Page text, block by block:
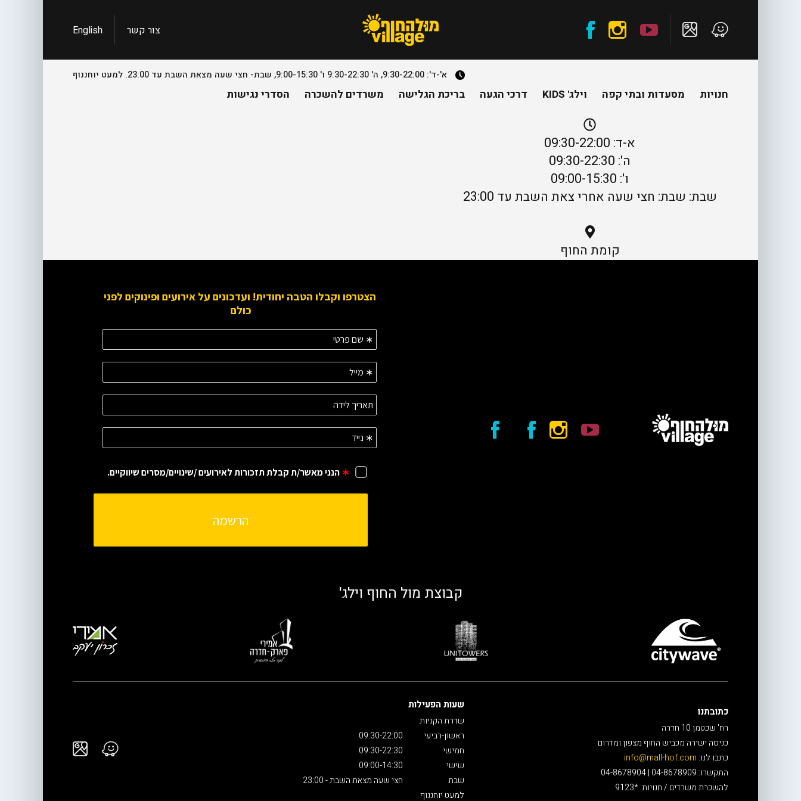
צור קשר English
חנויות מסעדות ובתי קפה וילג' KIDS דרכי הגעה בריכת הגלישה משרדים להשכרה הסדרי נגישות
א'-ד': 9:30-22:00, ה' 9:30-22:30 ו' 9:00-15:30, שבת- חצי שעה מצאת השבת עד 23:00. למעט יוחננוף
א-ד: 09:30-22:00
ה': 09:30-22:30
ו': 09:00-15:30
שבת: שבת: חצי שעה אחרי צאת השבת עד 23:00
קומת החוף
קבוצת מול החוף וילג'
כתובתנו
רח' שכטמן 10 חדרה
כניסה ישירה מכביש החוף מצפון ומדרום
כתבו לנו: info@mall-hof.com
התקשרו: 04-8678909 | 04-8678904
להשכרת משרדים / חנויות: *9123
שעות הפעילות
שדרת הקניות
ראשון-רביעי
חמישי
שישי
שבת
חצי שעה מצאת השבת - 23:00
למעט יוחננוף